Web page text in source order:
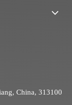
China, 313100